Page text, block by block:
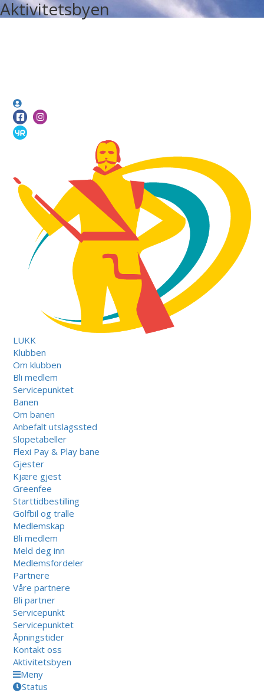
Aktivitetsbyen
LUKK
Klubben
Om klubben
Bli medlem
Servicepunktet
Banen
Om banen
Anbefalt utslagssted
Slopetabeller
Flexi Pay & Play bane
Gjester
Kjære gjest
Greenfee
Starttidbestilling
Golfbil og tralle
Medlemskap
Bli medlem
Meld deg inn
Medlemsfordeler
Partnere
Våre partnere
Bli partner
Servicepunkt
Servicepunktet
Åpningstider
Kontakt oss
Aktivitetsbyen
Meny
Status